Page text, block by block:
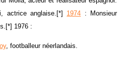
actrice anglaise.[*] 1974 : Monsieur
1976 :
, footballeur néerlandais.